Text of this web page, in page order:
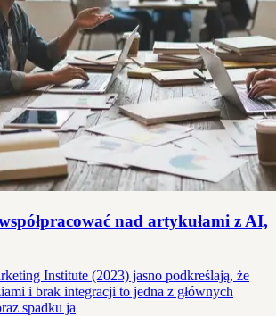
nad artykułami z AI,
Institute (2023) jasno podkreślają, że
i brak integracji to jedna z głównych
spadku ja